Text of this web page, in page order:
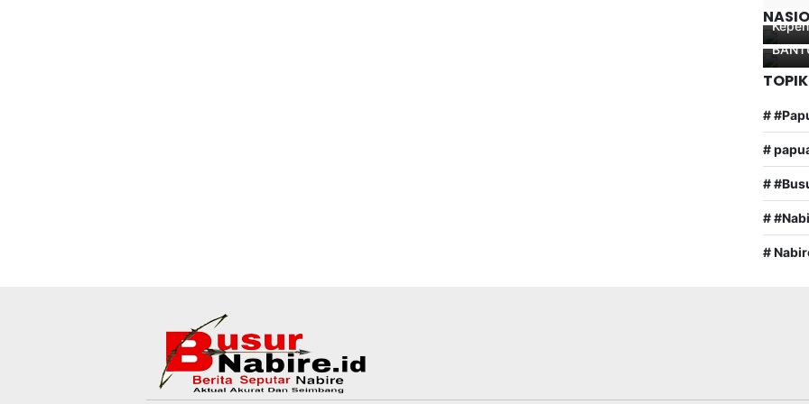
#
#
#
#
#